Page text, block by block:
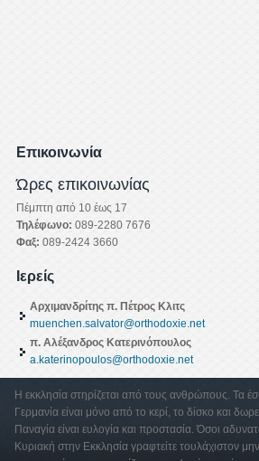
Επικοινωνία
Ώρες επικοινωνίας
Πέμπτη από 10 έως 17
Τηλέφωνο: 089-2280 7676
Φαξ: 089-2424 3660
Ιερείς
Αρχιμανδρίτης π. Πέτρος Κλιτς
muenchen.salvator@orthodoxie.net
π. Αλέξανδρος Κατερινόπουλος
a.katerinopoulos@orthodoxie.net
Η εκκλησία στηρίζεται από τους ανθρώπους. Τα
Γερμανία είναι μόνο από το κερί, το δίσκο και
Παναγία είναι ευλογία και προστασία. Όσοι
Κυριακή στην Εκκλησία γραφτείτε τουλάχιστον